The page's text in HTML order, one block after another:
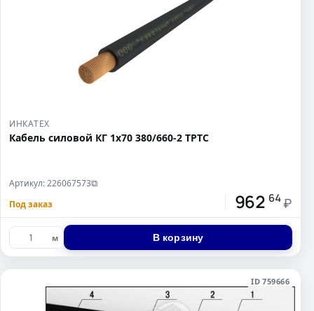
ИНКАТЕХ
Кабель силовой КГ 1х70 380/660-2 ТРТС
Артикул: 226067573⧉
Под заказ 962 64 ₽
м В корзину
ID 759666